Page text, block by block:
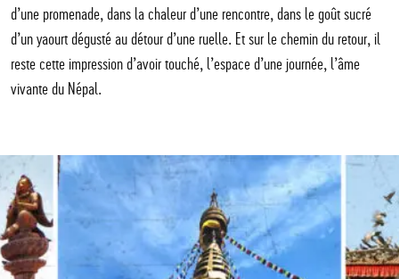
d’une promenade, dans la chaleur d’une rencontre, dans le goût sucré
d’un yaourt dégusté au détour d’une ruelle. Et sur le chemin du retour, il
reste cette impression d’avoir touché, l’espace d’une journée, l’âme
vivante du Népal.